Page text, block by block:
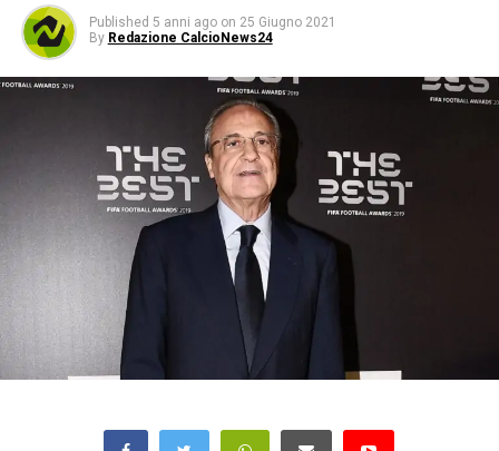
Published 5 anni ago on 25 Giugno 2021
By Redazione CalcioNews24